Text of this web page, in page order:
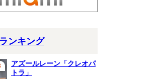
ンキング
アズールレーン「クレオパ
トラ」